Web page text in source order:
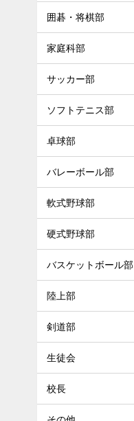
囲碁・将棋部
家庭科部
サッカー部
ソフトテニス部
卓球部
バレーボール部
軟式野球部
硬式野球部
バスケットボール部
陸上部
剣道部
生徒会
校長